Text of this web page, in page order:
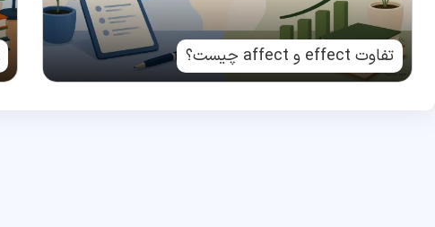
تفاوت effect و affect چیست؟